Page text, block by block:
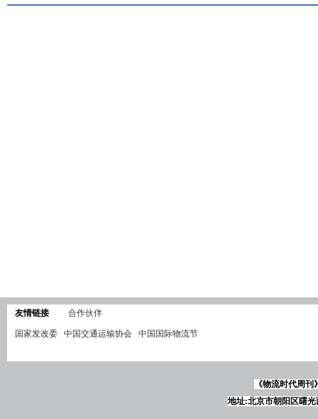
友情链接 合作伙伴
国家发改委 中国交通运输协会 中国国际物流节
《物流时代周
地址:北京市朝阳区曙光